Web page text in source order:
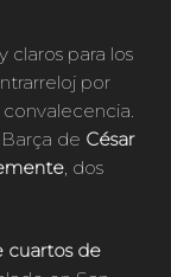
claros para los
por
de César
, dos
cuartos de